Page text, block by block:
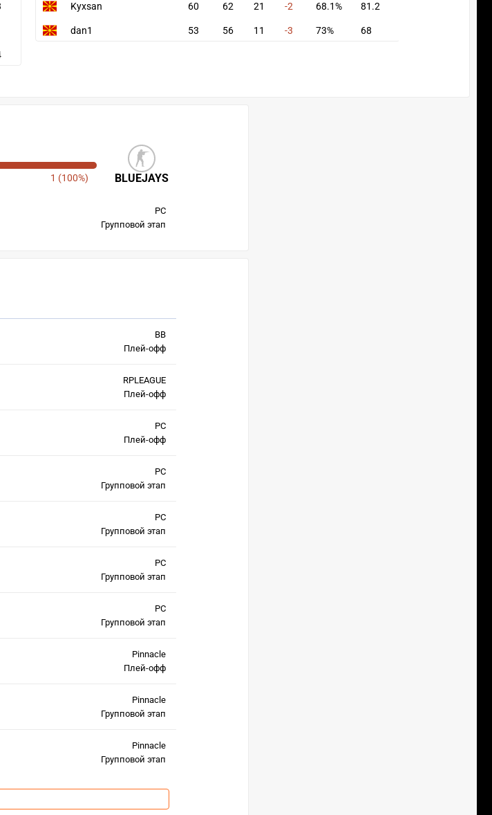
Kyxsan 60 62 21 -2 68.1% 81.2
dan1 53 56 11 -3 73% 68
BLUEJAYS
1 (100%)
PC
Групповой этап
BB
Плей-офф
RPLEAGUE
Плей-офф
PC
Плей-офф
PC
Групповой этап
PC
Групповой этап
PC
Групповой этап
PC
Групповой этап
Pinnacle
Плей-офф
Pinnacle
Групповой этап
Pinnacle
Групповой этап